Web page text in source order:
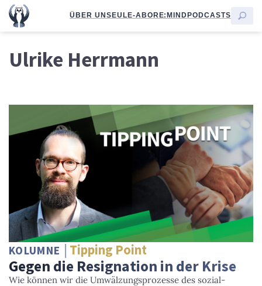
ÜBER UNSEULE-ABORE:MINDPODCASTS
Ulrike Herrmann
KOLUMNE Tipping Point
Gegen die Resignation in der Krise
Wie können wir die Umwälzungsprozesse des sozial-